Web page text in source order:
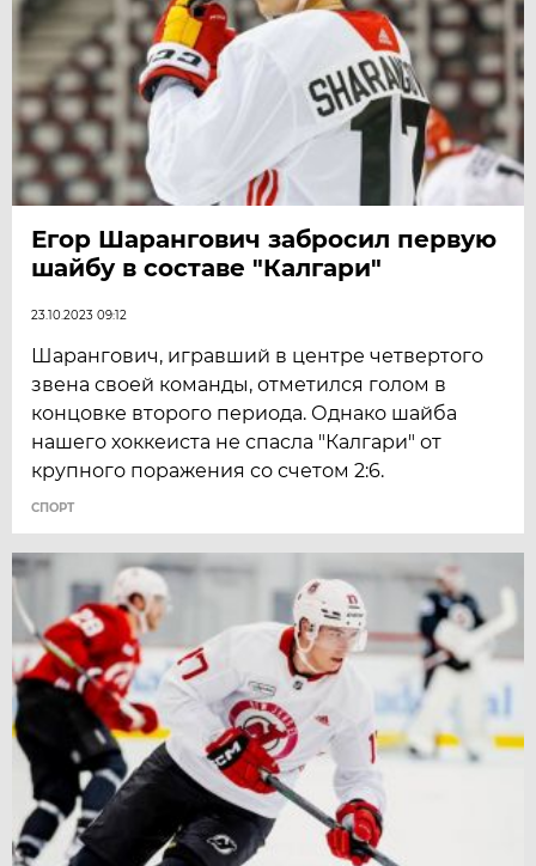
Егор Шарангович забросил первую
шайбу в составе "Калгари"
23.10.2023 09:12
Шарангович, игравший в центре четвертого
звена своей команды, отметился голом в
концовке второго периода. Однако шайба
нашего хоккеиста не спасла "Калгари" от
крупного поражения со счетом 2:6.
СПОРТ